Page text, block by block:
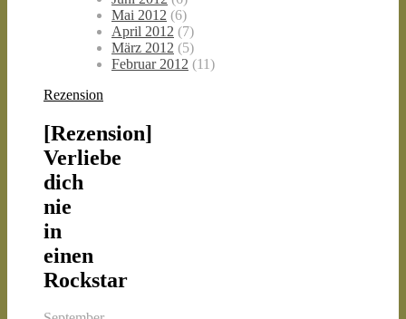
Mai 2012 (6)
April 2012 (7)
März 2012 (5)
Februar 2012 (11)
Rezension
[Rezension]
Verliebe
dich
nie
in
einen
Rockstar